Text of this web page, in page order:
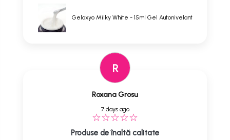
Gelaxyo Milky White - 15ml Gel Autonivelant
R
Roxana Grosu
7 days ago
Produse de înaltă calitate